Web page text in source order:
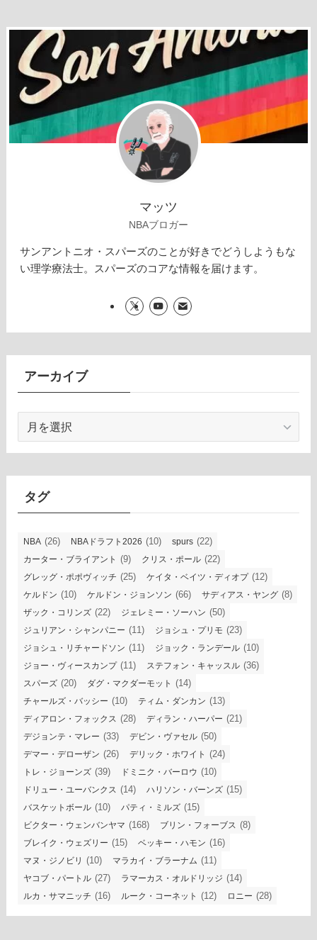
マッツ
NBAブロガー
サンアントニオ・スパーズのことが好きでどうしようもな
い理学療法士。スパーズのコアな情報を届けます。
アーカイブ
カ
イ
タグ
NBA (26) NBAドラフト2026 (10) spurs (22)
カーター・ブライアント (9) クリス・ポール (22)
グレッグ・ポポヴィッチ (25) ケイタ・ベイツ・ディオプ(12)
ケルドン (10) ケルドン・ジョンソン (66) サディアス・ヤング (8)
ザック・コリンズ (22) ジェレミー・ソーハン (50)
ジュリアン・シャンパニー (11) ジョシュ・プリモ (23)
ジョシュ・リチャードソン (11) ジョック・ランデール (10)
ジョー・ヴィースカンプ(11) ステフォン・キャッスル (36)
スパーズ (20) ダグ・マクダーモット (14)
チャールズ・バッシー (10) ティム・ダンカン (13)
ディアロン・フォックス (28) ディラン・ハーパー (21)
デジョンテ・マレー (33) デビン・ヴァセル (50)
デマー・デローザン (26) デリック・ホワイト (24)
トレ・ジョーンズ (39) ドミニク・バーロウ (10)
ドリュー・ユーバンクス (14) ハリソン・バーンズ (15)
バスケットボール (10) パティ・ミルズ (15)
ビクター・ウェンバンヤマ (168) ブリン・フォーブス (8)
ブレイク・ウェズリー (15) ベッキー・ハモン (16)
マヌ・ジノビリ (10) マラカイ・ブラーナム (11)
ヤコブ・パートル (27) ラマーカス・オルドリッジ (14)
ルカ・サマニッチ (16) ルーク・コーネット (12) ロニー (28)